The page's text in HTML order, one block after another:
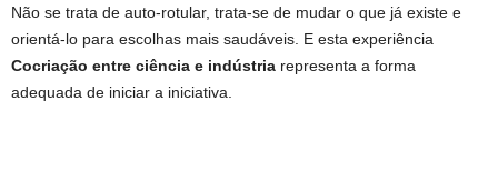
Não se trata de auto-rotular, trata-se de mudar o que já existe e
orientá-lo para escolhas mais saudáveis. E esta experiência
Cocriação entre ciência e indústria representa a forma
adequada de iniciar a iniciativa.